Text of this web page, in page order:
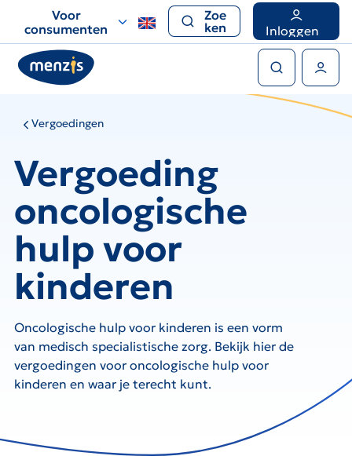
voor
snelle
navigatie
Voor
consumenten
Zoe
ken
Inloggen
Vergoedingen
Vergoeding
oncologische
hulp voor
kinderen
Oncologische hulp voor kinderen is een vorm
van medisch specialistische zorg. Bekijk hier de
vergoedingen voor oncologische hulp voor
kinderen en waar je terecht kunt.